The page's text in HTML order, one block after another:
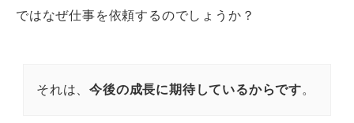
ではなぜ仕事を依頼するのでしょうか？
それは、今後の成長に期待しているからです。